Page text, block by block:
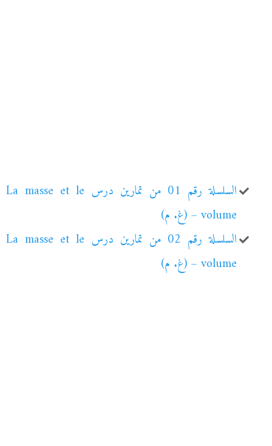
السلسلة رقم 01 من تمارين درس La masse et le
volume – (غ. م)
السلسلة رقم 02 من تمارين درس La masse et le
volume – (غ. م)